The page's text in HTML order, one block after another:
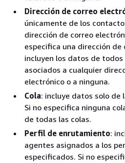
Dirección de correo
únicamente de los
dirección de correo
especifica una dirección de
incluyen los datos de
asociados a cualquier
electrónico o a ninguna.
Cola: incluye datos solo de
Si no especifica ninguna
de todas las colas.
Perfil de enrutamiento:
agentes asignados a los
especificados. Si no